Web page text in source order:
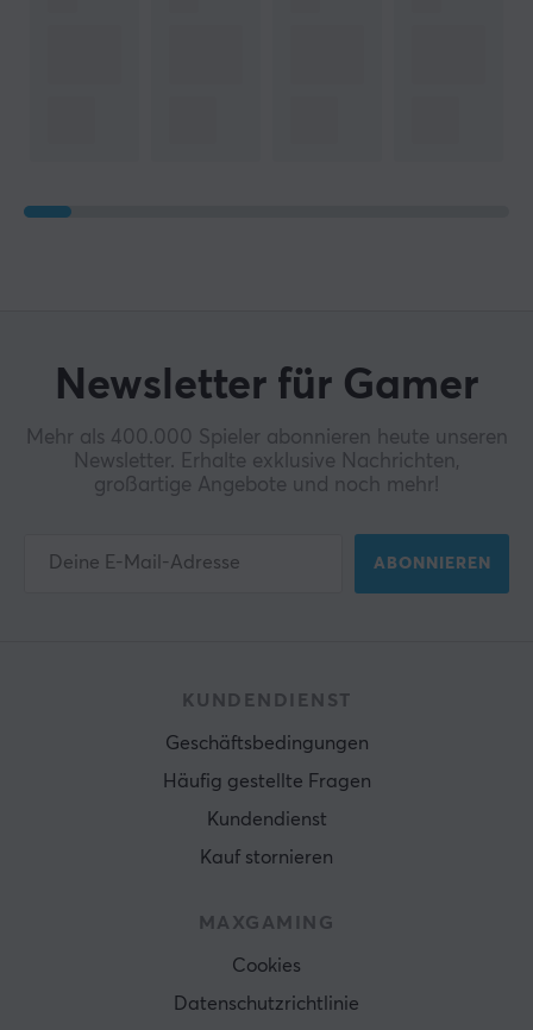
Newsletter für Gamer
Mehr als 400.000 Spieler abonnieren heute unseren
Newsletter. Erhalte exklusive Nachrichten,
großartige Angebote und noch mehr!
ABONNIEREN
KUNDENDIENST
Geschäftsbedingungen
Häufig gestellte Fragen
Kundendienst
Kauf stornieren
MAXGAMING
Cookies
Datenschutzrichtlinie